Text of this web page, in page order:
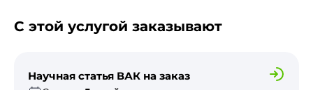
С этой услугой заказывают
Научная статья ВАК на заказ